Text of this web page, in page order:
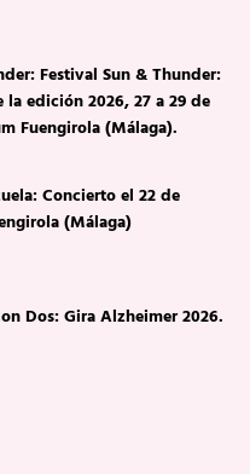
Festival Sun & Thunder:
edición 2026, 27 a 29 de
Fuengirola (Málaga).
Concierto el 22 de
(Málaga)
Dos: Gira Alzheimer 2026.